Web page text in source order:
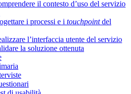
il contesto d’uso del servizio
i processi e i touchpointdel
l’interfaccia utente del servizio
la soluzione ottenuta